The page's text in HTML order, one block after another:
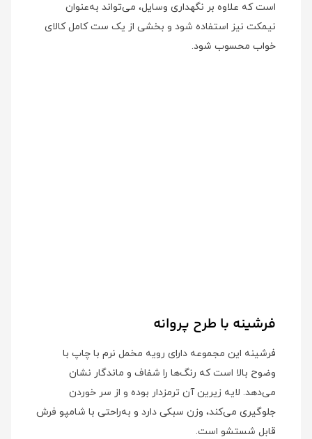
است که علاوه بر نگهداری وسایل، می‌تواند به‌عنوان
نیمکت نیز استفاده شود و بخشی از یک ست کامل کالای
خواب محسوب شود.
فرشینه با طرح پروانه
فرشینه این مجموعه دارای رویه مخمل نرم با چاپ با
وضوح بالا است که رنگ‌ها را شفاف و ماندگار نشان
می‌دهد. لایه زیرین آن ترمزدار بوده و از سر خوردن
جلوگیری می‌کند، وزن سبکی دارد و به‌راحتی با شامپو فرش
قابل شستشو است.